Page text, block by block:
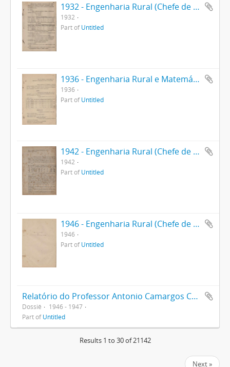
1932 - Engenharia Rural (Chefe de Departamento)
1932
Part ofUntitled
1936 - Engenharia Rural e Matemática (Chefe de Departamento)
1936
Part ofUntitled
1942 - Engenharia Rural (Chefe de Departamento)
1942
Part ofUntitled
1946 - Engenharia Rural (Chefe de Departamento)
1946
Part ofUntitled
Relatório do Professor Antonio Camargos Costa
Dossiê
1946 - 1947
Part ofUntitled
Results 1 to 30 of 21142
Next »